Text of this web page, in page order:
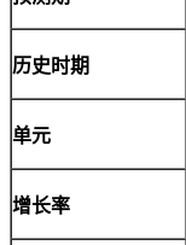
历史时期
单元
增长率